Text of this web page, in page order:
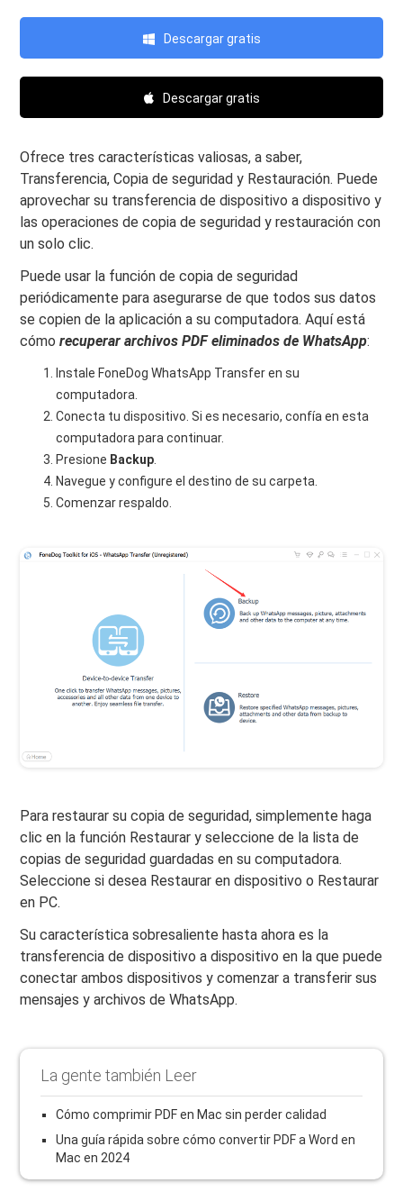
Descargar gratis
Descargar gratis
Ofrece tres características valiosas, a saber,
Transferencia, Copia de seguridad y Restauración. Puede
aprovechar su transferencia de dispositivo a dispositivo y
las operaciones de copia de seguridad y restauración con
un solo clic.
Puede usar la función de copia de seguridad
periódicamente para asegurarse de que todos sus datos
se copien de la aplicación a su computadora. Aquí está
cómorecuperar archivos PDF eliminados de WhatsApp:
Instale FoneDog WhatsApp Transfer en su
computadora.
Conecta tu dispositivo. Si es necesario, confía en esta
computadora para continuar.
Presione Backup
Navegue y configure el destino de su carpeta.
Comenzar respaldo.
Para restaurar su copia de seguridad, simplemente haga
clic en la función Restaurar y seleccione de la lista de
copias de seguridad guardadas en su computadora.
Seleccione si desea Restaurar en dispositivo o Restaurar
en PC.
Su característica sobresaliente hasta ahora es la
transferencia de dispositivo a dispositivo en la que puede
conectar ambos dispositivos y comenzar a transferir sus
mensajes y archivos de WhatsApp.
La gente también Leer
Cómo comprimir PDF en Mac sin perder calidad
Una guía rápida sobre cómo convertir PDF a Word en
Mac en 2024